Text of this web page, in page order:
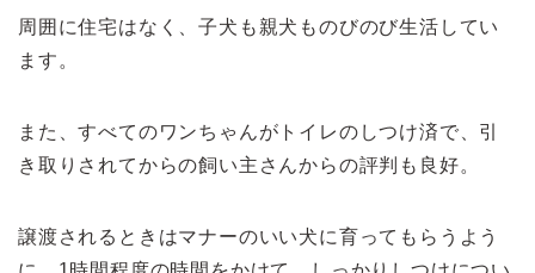
周囲に住宅はなく、子犬も親犬ものびのび生活してい
ます。
また、すべてのワンちゃんがトイレのしつけ済で、引
き取りされてからの飼い主さんからの評判も良好。
譲渡されるときはマナーのいい犬に育ってもらうよう